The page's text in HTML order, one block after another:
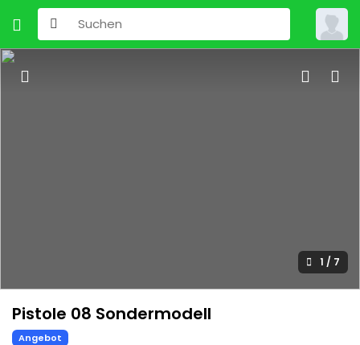
1 / 7
Pistole 08 Sondermodell
Angebot